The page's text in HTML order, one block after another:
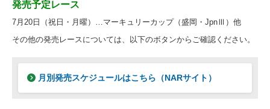
発売予定レース
7月20日（祝日・月曜）…マーキュリーカップ（盛岡・JpnⅢ）他
その他の発売レースについては、以下のボタンからご確認ください。
月別発売スケジュールはこちら（NARサイト）